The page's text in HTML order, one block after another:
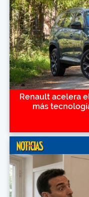
Renault acelera
más